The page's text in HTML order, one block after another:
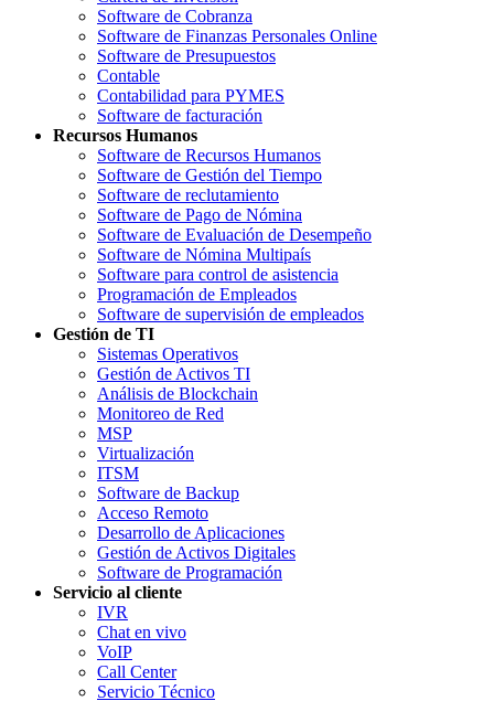
Software de Cobranza
Software de Finanzas Personales Online
Software de Presupuestos
Contable
Contabilidad para PYMES
Software de facturación
Recursos Humanos
Software de Recursos Humanos
Software de Gestión del Tiempo
Software de reclutamiento
Software de Pago de Nómina
Software de Evaluación de Desempeño
Software de Nómina Multipaís
Software para control de asistencia
Programación de Empleados
Software de supervisión de empleados
Gestión de TI
Sistemas Operativos
Gestión de Activos TI
Análisis de Blockchain
Monitoreo de Red
MSP
Virtualización
ITSM
Software de Backup
Acceso Remoto
Desarrollo de Aplicaciones
Gestión de Activos Digitales
Software de Programación
Servicio al cliente
IVR
Chat en vivo
VoIP
Call Center
Servicio Técnico